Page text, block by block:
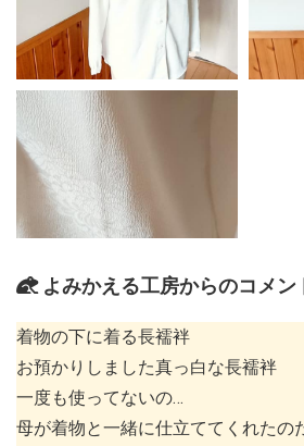
よみかえる工房からのコメン
着物の下に着る長襦袢
お預かりしました真っ白な長襦袢
一度も使ってないの…
母が着物と一緒に仕立ててくれたの